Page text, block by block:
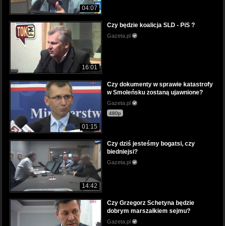
04:07
16:01
Czy będzie koalicja SLD - PiS ?
Gazeta.pl
01:15
Czy dokumenty w sprawie katastrofy
w Smoleńsku zostaną ujawnione?
Gazeta.pl
480p
14:42
Czy dziś jesteśmy bogatsi, czy
biedniejsi?
Gazeta.pl
Czy Grzegorz Schetyna będzie
dobrym marszałkiem sejmu?
Gazeta.pl